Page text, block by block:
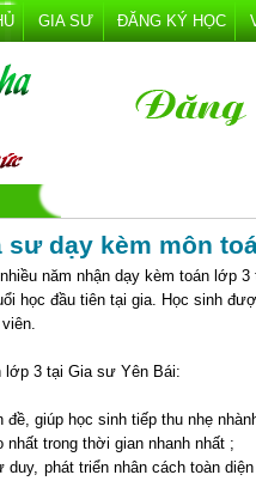
GIA SƯ ĐĂNG KÝ HỌC
sư dạy kèm môn
năm nhận dạy kèm toán lớp
học đầu tiên tại gia. Học sinh
lớp 3 tại Gia sư Yên Bái:
giúp học sinh tiếp thu nhẹ
trong thời gian nhanh nhất ;
phát triển nhân cách toàn